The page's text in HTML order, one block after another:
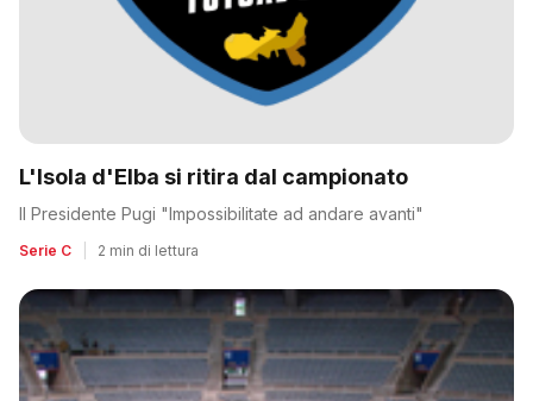
L'Isola d'Elba si ritira dal campionato
Il Presidente Pugi "Impossibilitate ad andare avanti"
Serie C 2 min di lettura